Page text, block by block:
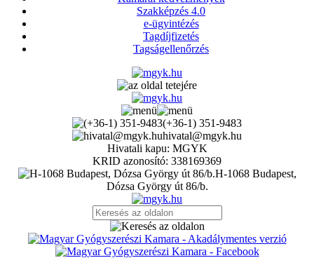
Szakképzés 4.0
e-ügyintézés
Tagdíjfizetés
Tagságellenőrzés
(+36-1) 351-9483
hivatal@mgyk.hu
Hivatali kapu: MGYK
KRID azonosító: 338169369
H-1068 Budapest,
Dózsa György út 86/b.